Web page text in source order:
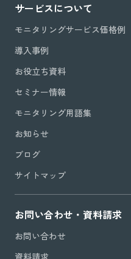
サービスについて
モニタリングサービス価格例
導入事例
お役立ち資料
セミナー情報
モニタリング用語集
お知らせ
ブログ
サイトマップ
お問い合わせ・資料請求
お問い合わせ